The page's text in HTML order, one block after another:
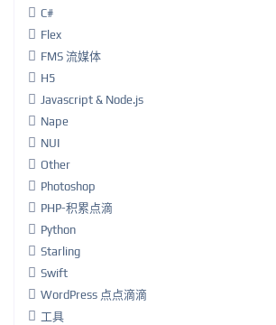
C#
Flex
FMS 流媒体
H5
Javascript & Node.js
Nape
NUI
Other
Photoshop
PHP-积累点滴
Python
Starling
Swift
WordPress 点点滴滴
工具